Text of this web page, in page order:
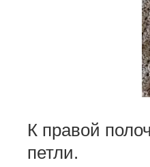
К правой
петли.